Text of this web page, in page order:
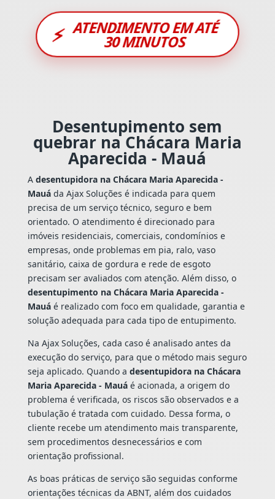
⚡ ATENDIMENTO EM ATÉ
30 MINUTOS
Desentupimento sem
quebrar na Chácara Maria
Aparecida - Mauá
A desentupidora na Chácara Maria Aparecida -
Mauáda Ajax Soluções é indicada para quem
precisa de um serviço técnico, seguro e bem
orientado. O atendimento é direcionado para
imóveis residenciais, comerciais, condomínios e
empresas, onde problemas em pia, ralo, vaso
sanitário, caixa de gordura e rede de esgoto
precisam ser avaliados com atenção. Além disso, o
desentupimento na Chácara Maria Aparecida -
Mauáé realizado com foco em qualidade, garantia e
solução adequada para cada tipo de entupimento.
Na Ajax Soluções, cada caso é analisado antes da
execução do serviço, para que o método mais seguro
seja aplicado. Quando a desentupidora na Chácara
Maria Aparecida - Mauáé acionada, a origem do
problema é verificada, os riscos são observados e a
tubulação é tratada com cuidado. Dessa forma, o
cliente recebe um atendimento mais transparente,
sem procedimentos desnecessários e com
orientação profissional.
As boas práticas de serviço são seguidas conforme
orientações técnicas da ABNT, além dos cuidados